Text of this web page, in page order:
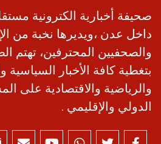
صحيفة أخبارية الكترونية
داخل عدن ،ويديرها نخبة من
والصحفيين المحترفين، تهتم
بتغطية كافة الأخبار السياسية
والرياضية والاقتصادية على
الدولي والإقليمي .